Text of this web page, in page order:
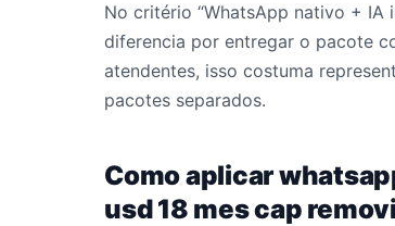
No critério “WhatsApp nativo + IA
diferencia por entregar o pacote
atendentes, isso costuma
pacotes separados.
Como aplicar
usd 18 mes cap